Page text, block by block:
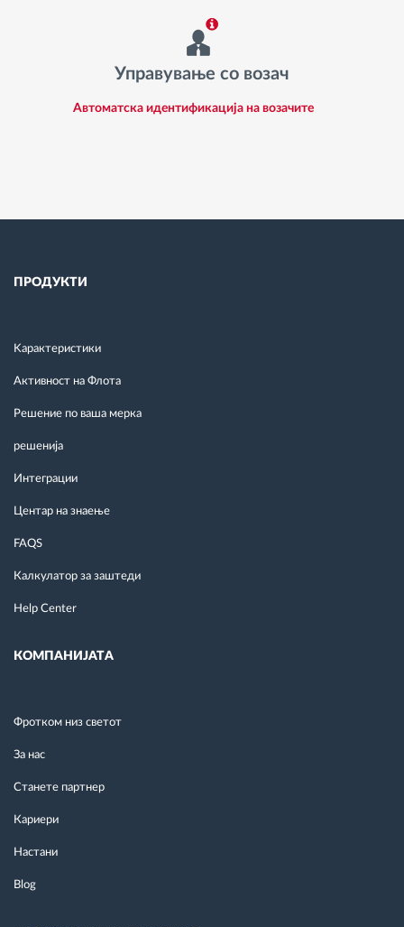
Управување со возач
Автоматска идентификација на возачите
ПРОДУКТИ
Kарактеристики
Активност на Флота
Решение по ваша мерка
решенија
Интеграции
Центар на знаење
FAQS
Калкулатор за заштеди
Help Center
КОМПАНИЈАТА
Фротком низ светот
За нас
Станете партнер
Кариери
Настани
Blog